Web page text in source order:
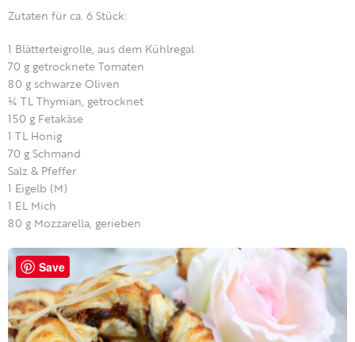
Zutaten für ca. 6 Stück:
1 Blätterteigrolle, aus dem Kühlregal
70 g getrocknete Tomaten
80 g schwarze Oliven
¼ TL Thymian, getrocknet
150 g Fetakäse
1 TL Honig
70 g Schmand
Salz & Pfeffer
1 Eigelb (M)
1 EL Mich
80 g Mozzarella, gerieben
Save